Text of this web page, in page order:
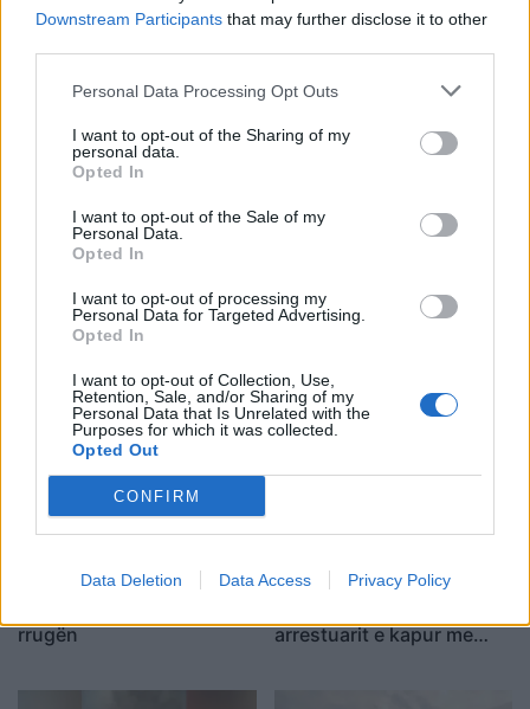
Downstream Participants that may further disclose it to other
Personal Data Processing Opt Outs
I want to opt-out of the Sharing of my
personal data.
Opted In
I want to opt-out of the Sale of my
Personal Data.
Opted In
I want to opt-out of processing my
Personal Data for Targeted Advertising.
Opted In
I want to opt-out of Collection, Use,
Retention, Sale, and/or Sharing of my
Personal Data that Is Unrelated with the
Purposes for which it was collected.
Opted Out
CONFIRM
Data Deletion Data Access Privacy Policy
Video/ Tragjedi në Ceuta, i
riu që po tentonte të
Maroku me parashutë bie
në det dhe vdes
Përhapja e virusit të Nilit
Korçë, automjeti godet një
rrugën
Sarandë, gjykata cakton
arrestuarit e kapur me